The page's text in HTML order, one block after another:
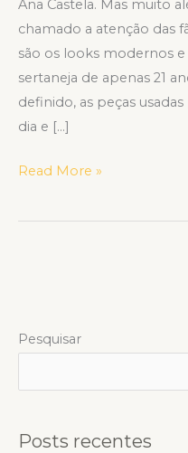
Ana Castela. Mas muito
chamado a atenção das
são os looks modernos
sertaneja de apenas 21
definido, as peças
dia e […]
Read More »
Pesquisar
Posts recentes